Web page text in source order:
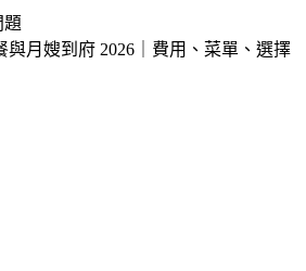
題
與月嫂到府 2026｜費用、菜單、選擇